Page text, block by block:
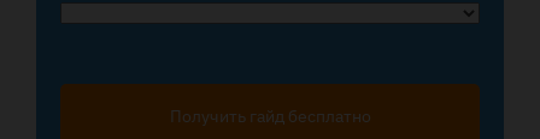
Получить гайд бесплатно